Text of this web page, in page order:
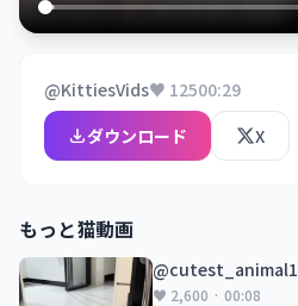
@KittiesVids♥ 12500:29
ダウンロード
X
もっと猫動画
@cutest_animal1
♥ 2,600 · 00:08